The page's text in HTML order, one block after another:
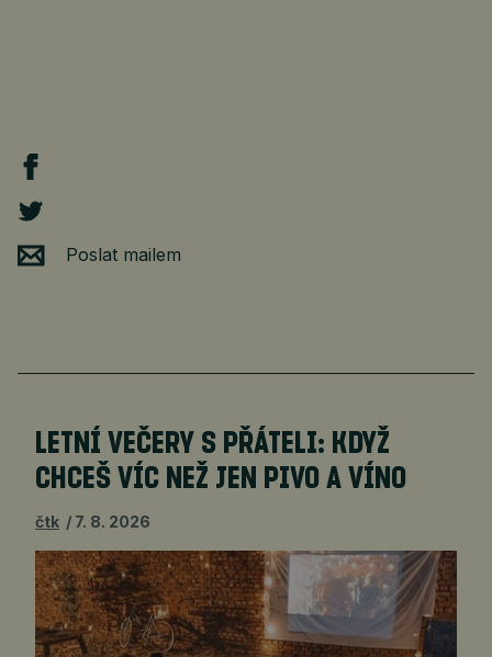
Poslat mailem
LETNÍ VEČERY S PŘÁTELI: KDYŽ
CHCEŠ VÍC NEŽ JEN PIVO A VÍNO
čtk 7. 8. 2026